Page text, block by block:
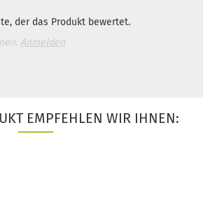
der das Produkt bewertet.
Anmelden
EMPFEHLEN WIR IHNEN: